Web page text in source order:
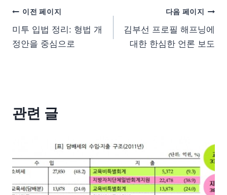
이전 페이지
미투 입법 정리: 형법 개
정안을 중심으로
다음 페이지
김부선 프로필 해프닝에
대한 한심한 언론 보도
관련 글